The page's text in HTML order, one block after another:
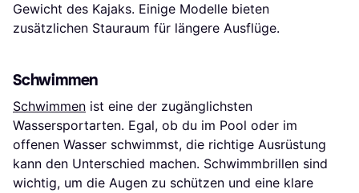
Gewicht des Kajaks. Einige Modelle bieten
zusätzlichen Stauraum für längere Ausflüge.
Schwimmen
Schwimmen ist eine der zugänglichsten
Wassersportarten. Egal, ob du im Pool oder im
offenen Wasser schwimmst, die richtige Ausrüstung
kann den Unterschied machen. Schwimmbrillen sind
wichtig, um die Augen zu schützen und eine klare